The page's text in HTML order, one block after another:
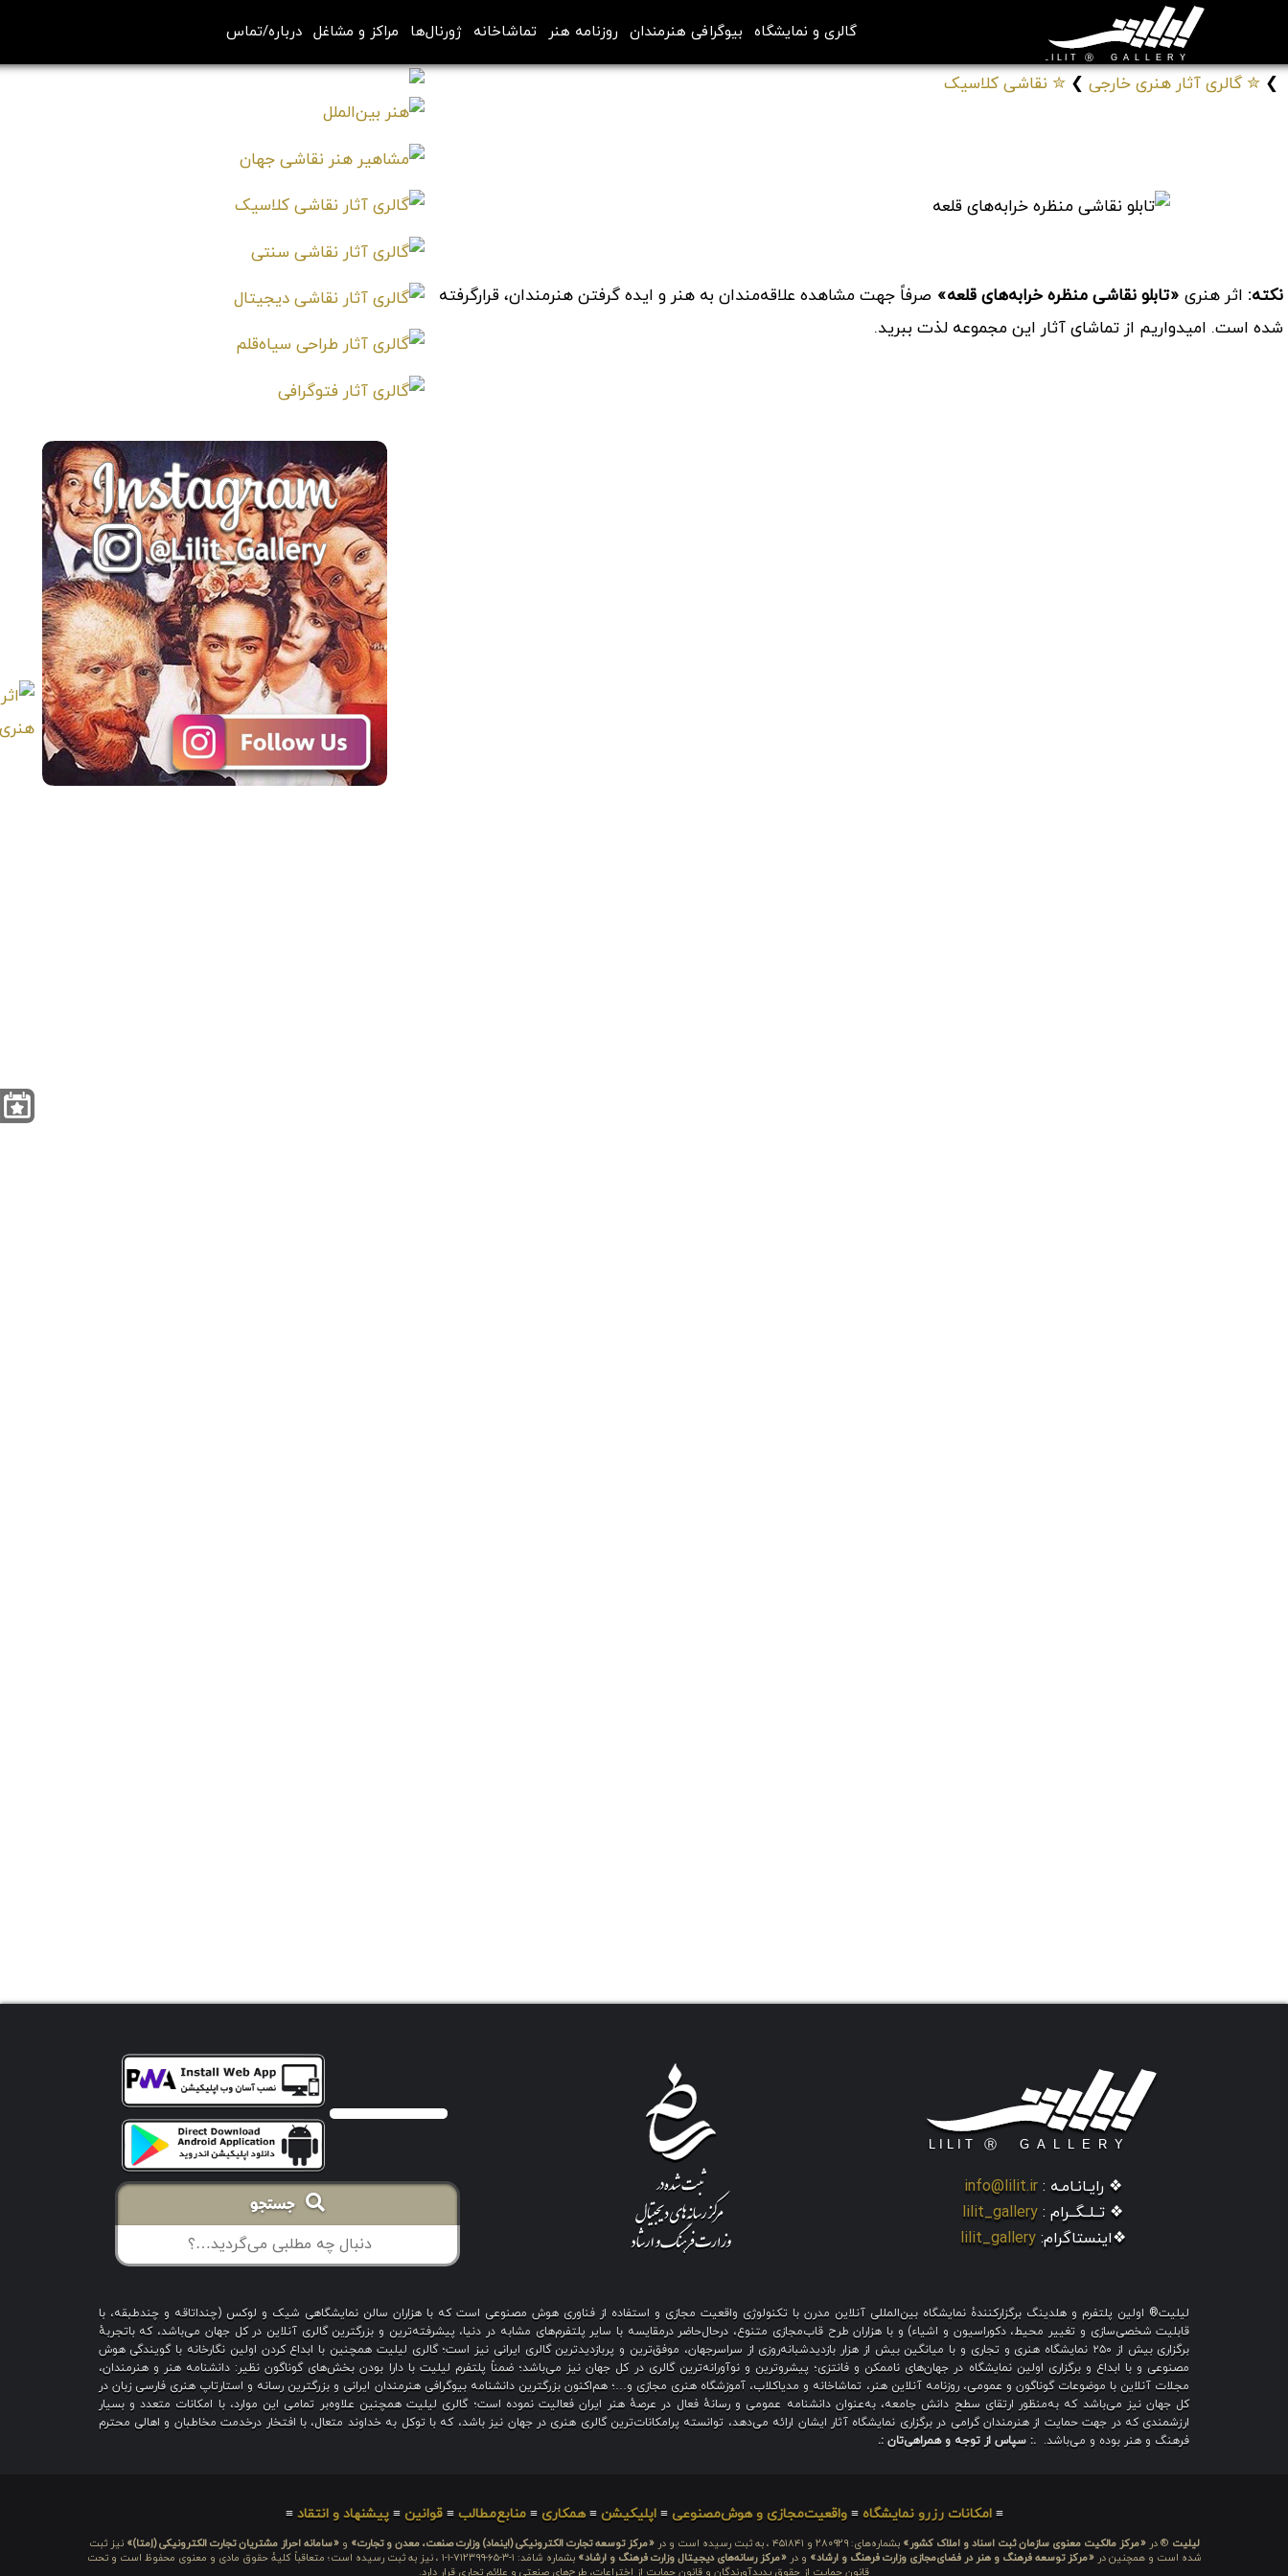
گالری و نمایشگاه بیوگرافی هنرمندان روزنامه هنر تماشاخانه ژورنال‌ها مراکز و مشاغل درباره/تماس
❯ ✮ گالری آثار هنری خارجی ❯ ✮ نقاشی کلاسیک
نکته: اثر هنری «تابلو نقاشی منظره خرابه‌های قلعه» صرفاً جهت مشاهده علاقه‌مندان به هنر و ایده گرفتن هنرمندان، قرارگرفته
شده است. امیدواریم از تماشای آثار این مجموعه لذت ببرید.
❖ رایـانـامـه : info@lilit.ir
❖ تــلــگــرام : lilit_gallery
❖اینستاگرام: lilit_gallery
جستجو
لیلیت® اولین پلتفرم و هلدینگ برگزارکنندهٔ نمایشگاه بین‌المللی آنلاین مدرن با تکنولوژی واقعیت مجازی و استفاده از فناوری هوش مصنوعی است که با هزاران سالن نمایشگاهی شیک و لوکس (چنداتاقه و چندطبقه، با
قابلیت شخصی‌سازی و تغییر محیط، دکوراسیون و اشیاء) و با هزاران طرح قاب‌مجازی متنوع، درحال‌حاضر درمقایسه با سایر پلتفرم‌های مشابه در دنیا، پیشرفته‌ترین و بزرگترین گالری آنلاین در کل جهان می‌باشد، که باتجربهٔ
برگزاری بیش از ۲۵۰ نمایشگاه هنری و تجاری و با میانگین بیش از هزار بازدیدشبانه‌روزی از سراسرجهان، موفق‌ترین و پربازدیدترین گالری ایرانی نیز است؛ گالری لیلیت همچنین با ابداع کردن اولین نگارخانه با گویندگی هوش
مصنوعی و با ابداع و برگزاری اولین نمایشگاه در جهان‌های ناممکن و فانتزی؛ پیشروترین و نوآورانه‌ترین گالری در کل جهان نیز می‌باشد؛ ضمناً پلتفرم لیلیت با دارا بودن بخش‌های گوناگون نظیر: دانشنامه هنر و هنرمندان،
مجلات آنلاین با موضوعات گوناگون و عمومی، روزنامه آنلاین هنر، تماشاخانه و مدیاکلاب، آموزشگاه هنری مجازی و…؛ هم‌اکنون بزرگترین دانشنامه بیوگرافی هنرمندان ایرانی و بزرگترین رسانه و استارتاپ هنری فارسی زبان در
کل جهان نیز می‌باشد که به‌منظور ارتقای سطح دانش جامعه، به‌عنوان دانشنامه عمومی و رسانهٔ فعال در عرصهٔ هنر ایران فعالیت نموده است؛ گالری لیلیت همچنین علاوه‌بر تمامی این موارد، با امکانات متعدد و بسیار
ارزشمندی که در جهت حمایت از هنرمندان گرامی در برگزاری نمایشگاه آثار ایشان ارائه می‌دهد، توانسته پرامکانات‌ترین گالری هنری در جهان نیز باشد، که با توکل به خداوند متعال، با افتخار درخدمت مخاطبان و اهالی محترم
فرهنگ و هنر بوده و می‌باشد. .: سپاس از توجه و همراهی‌تان :.
≡امکانات رزرو نمایشگاه ≡واقعیت‌مجازی و هوش‌مصنوعی ≡اپلیکیشن ≡همکاری ≡منابع‌مطالب ≡قوانین ≡پیشنهاد و انتقاد ≡
لیلیت ® در «مرکز مالکیت معنوی سازمان ثبت اسناد و املاک کشور» بشماره‌های: ۲۸۰۹۲۹ و ۴۵۱۸۴۱ ، به ثبت رسیده است و در «مرکز توسعه تجارت الکترونیکی (اینماد) وزارت صنعت، معدن و تجارت» و «سامانه احراز مشتریان تجارت الکترونیکی (اِمتا)» نیز ثبت
شده است و همچنین در«مرکز توسعه فرهنگ و هنر در فضای‌مجازی وزارت فرهنگ و ارشاد» و در«مرکز رسانه‌های دیجیتال وزارت فرهنگ و ارشاد»
بشماره شامَد: ۱-۳-۶۵-۷۱۲۳۹۹-۱-۱ ، نیز به ثبت رسیده است؛ متعاقباً کلیهٔ حقوق مادی و معنوی محفوظ است و تحت
قانون حمایت از حقوق پدیدآورندگان و قانون حمایت از اختراعات، طرح‌های صنعتی و علائم تجاری قرار دارد.